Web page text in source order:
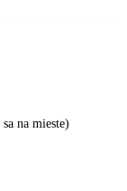
na mieste)